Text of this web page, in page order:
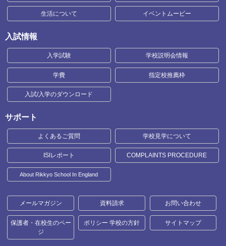
生活について イベントムービー
入試情報
入学試験 学校説明会情報
学費 指定校推薦枠
入試/入学のダウンロード
サポート
よくあるご質問 学校見学について
ISIレポート COMPLAINTS PROCEDURE
About Rikkyo School In England
メールマガジン 資料請求 お問い合わせ
保護者・在校生のペー
ジ
ポリシー 学校の方針 サイトマップ